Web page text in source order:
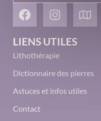
LIENS UTILES
Lithothérapie
Dictionnaire des pierres
Astuces et infos utiles
Contact